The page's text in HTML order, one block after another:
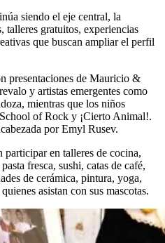
siendo el eje central, la
talleres gratuitos, experiencias
que buscan ampliar el perfil
presentaciones de Mauricio &
y artistas emergentes como
mientras que los niños
of Rock y ¡Cierto Animal!.
por Emyl Rusev.
en talleres de cocina,
fresca, sushi, catas de café,
de cerámica, pintura, yoga,
asistan con sus mascotas.